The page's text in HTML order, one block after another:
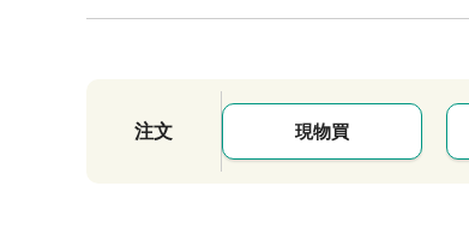
注文 現物買